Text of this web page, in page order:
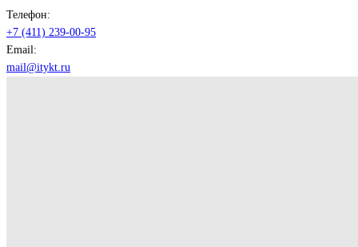
Телефон:
+7 (411) 239-00-95
Email:
mail@itykt.ru